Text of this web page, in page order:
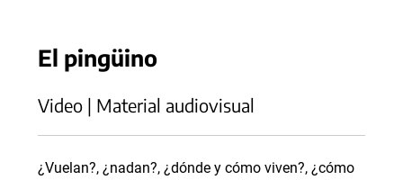
El pingüino
Video | Material audiovisual
¿Vuelan?, ¿nadan?, ¿dónde y cómo viven?, ¿cómo